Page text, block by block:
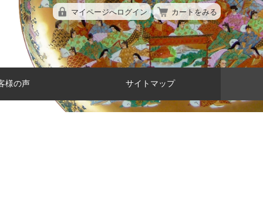
マイページへログイン カートをみる
様の声 サイトマップ